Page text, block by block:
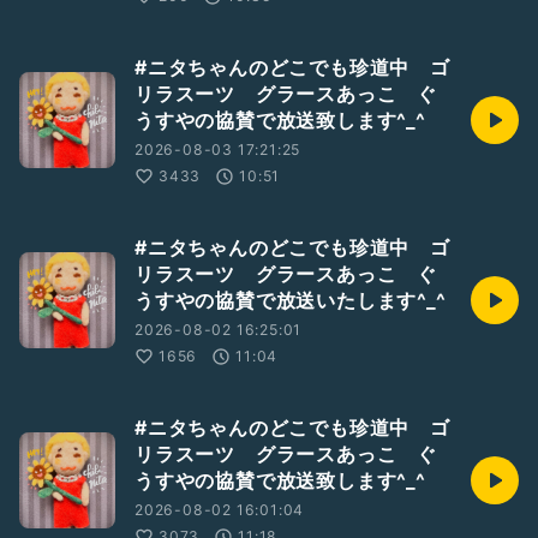
#ニタちゃんのどこでも珍道中 ゴ
リラスーツ グラースあっこ ぐ
うすやの協賛で放送致します^_^
2026-08-03 17:21:25
3433
10:51
#ニタちゃんのどこでも珍道中 ゴ
リラスーツ グラースあっこ ぐ
うすやの協賛で放送いたします^_^
2026-08-02 16:25:01
1656
11:04
#ニタちゃんのどこでも珍道中 ゴ
リラスーツ グラースあっこ ぐ
うすやの協賛で放送致します^_^
2026-08-02 16:01:04